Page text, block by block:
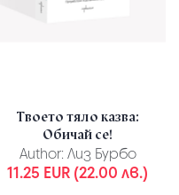
Твоето тяло казва:
Обичай се!
Author: Лиз Бурбо
11.25 EUR (22.00 лв.)